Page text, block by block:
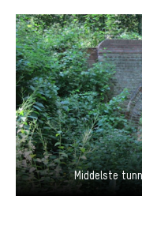
Middelste